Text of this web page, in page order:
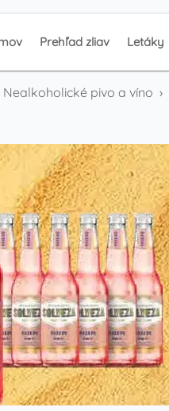
Prehľad zliav Letáky
Nealkoholické pivo a víno ›